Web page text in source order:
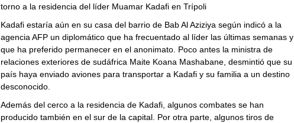
torno a la residencia del líder Muamar Kadafi en Trípoli
Kadafi estaría aún en su casa del barrio de Bab Al Aziziya según indicó a la
agencia AFP un diplomático que ha frecuentado al líder las últimas semanas y
que ha preferido permanecer en el anonimato. Poco antes la ministra de
relaciones exteriores de sudáfrica Maite Koana Mashabane, desmintió que su
país haya enviado aviones para transportar a Kadafi y su familia a un destino
desconocido.
Además del cerco a la residencia de Kadafi, algunos combates se han
producido también en el sur de la capital. Por otra parte, algunos tiros de